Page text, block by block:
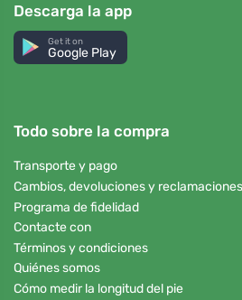
Descarga la app
Get it on
Google Play
Todo sobre la compra
Transporte y pago
Cambios, devoluciones y reclamaciones
Programa de fidelidad
Contacte con
Términos y condiciones
Quiénes somos
Cómo medir la longitud del pie